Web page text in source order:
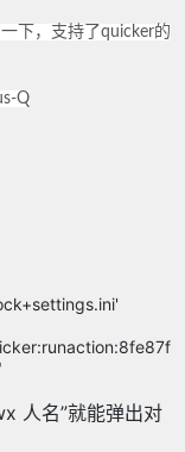
下，支持了quicker的
Q
人名”就能弹出对